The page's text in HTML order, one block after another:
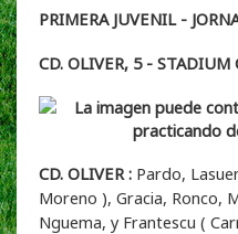
PRIMERA JUVENIL -
CD. OLIVER, 5 - STADIUM
CD. OLIVER : Pardo,
Moreno ), Gracia, Ronco,
Nguema, y Frantescu (